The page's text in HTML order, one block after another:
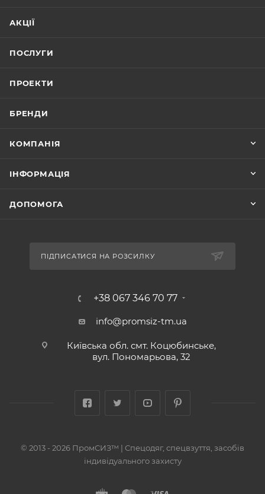
АКЦІЇ
ПОСЛУГИ
ПРОЕКТИ
БРЕНДИ
КОМПАНІЯ
ІНФОРМАЦІЯ
ДОПОМОГА
ПІДПИСАТИСЯ НА РОЗСИЛКУ
+38 067 346 70 77
info@promsiz-tm.ua
Київська обл. смт. Коцюбинське,
вул. Пономарьова, 32
© 2013 - 2026 ПромСИЗ™ | Спецодяг, спецвзуття, засобів
індивідуального захисту